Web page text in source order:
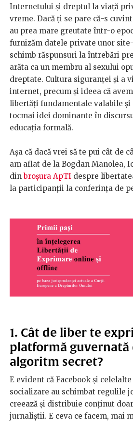
Internetului și dreptul la viață
vreme. Dacă ți se pare că-s
au prea mare greutate într-o
furnizăm datele private unor
schimb răspunsuri la întrebări
arăta ca un membru al sexului
dreptate. Cultura siguranței și a
internet, precum și ideea că
libertăți fundamentale valabile și
tocmai idei dominante în
educația formală.
Așa că dacă vrei să te pui cât de
am aflat de la Bogdan Manolea,
din broșura ApTI despre
la participanții la conferința de
1. Cât de liber te
platformă guvernată
algoritm secret?
E evident că Facebook și
socializare au schimbat regulile
creează și distribuie conținut
jurnaliștii. E ceva ce facem, mai